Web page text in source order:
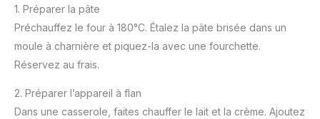
1. Préparer la pâte
Préchauffez le four à 180°C. Étalez la pâte brisée dans un
moule à charnière et piquez-la avec une fourchette.
Réservez au frais.
2. Préparer l’appareil à flan
Dans une casserole, faites chauffer le lait et la crème. Ajoutez